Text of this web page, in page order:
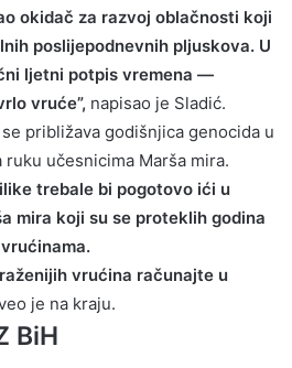
okidač za razvoj oblačnosti koji
poslijepodnevnih pljuskova. U
ljetni potpis vremena —
vruće”, napisao je Sladić.
približava godišnjica genocida u
učesnicima Marša mira.
trebale bi pogotovo ići u
mira koji su se proteklih godina
vrućina računajte u
je na kraju.
BiH